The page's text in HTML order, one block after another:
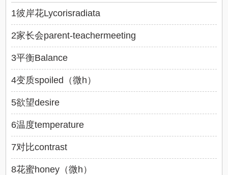
1彼岸花Lycorisradiata
2家长会parent-teachermeeting
3平衡Balance
4变质spoiled（微h）
5欲望desire
6温度temperature
7对比contrast
8花蜜honey（微h）